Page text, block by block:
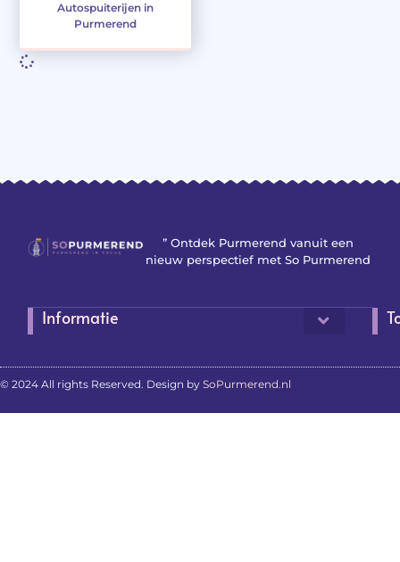
Autospuiterijen in
Purmerend
” Ontdek Purmerend vanuit een
nieuw perspectief met So Purmerend
Informatie
© 2024 All rights Reserved. Design by SoPurmerend.nl